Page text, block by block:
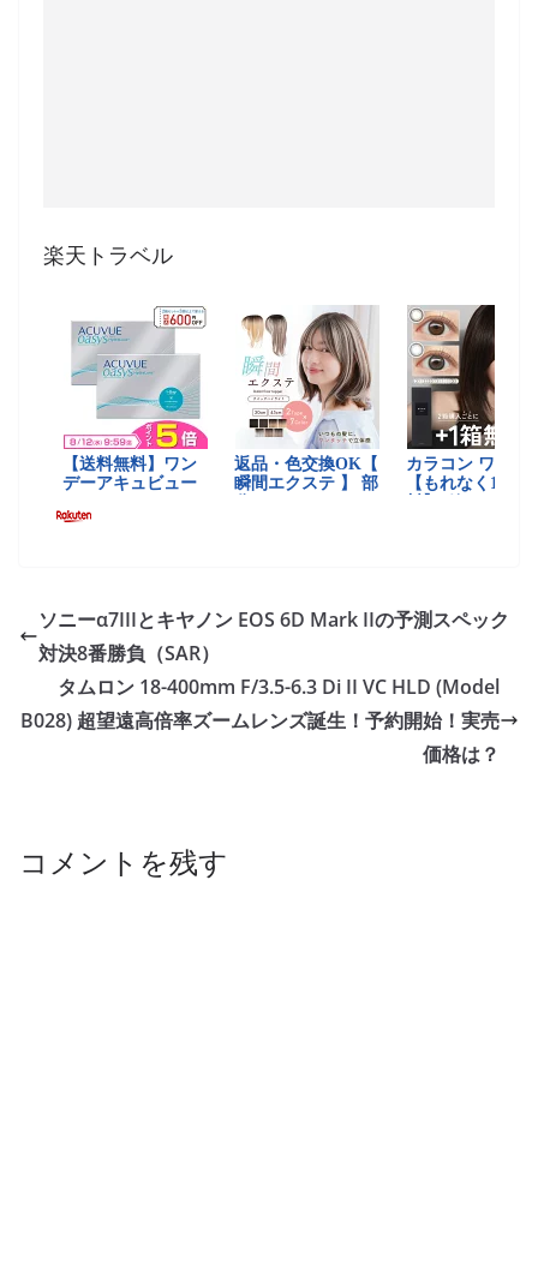
楽天トラベル
ソニーα7IIIとキヤノン EOS 6D Mark IIの予測スペック
対決8番勝負（SAR）
タムロン 18-400mm F/3.5-6.3 Di II VC HLD (Model
B028) 超望遠高倍率ズームレンズ誕生！予約開始！実売
価格は？
コメントを残す